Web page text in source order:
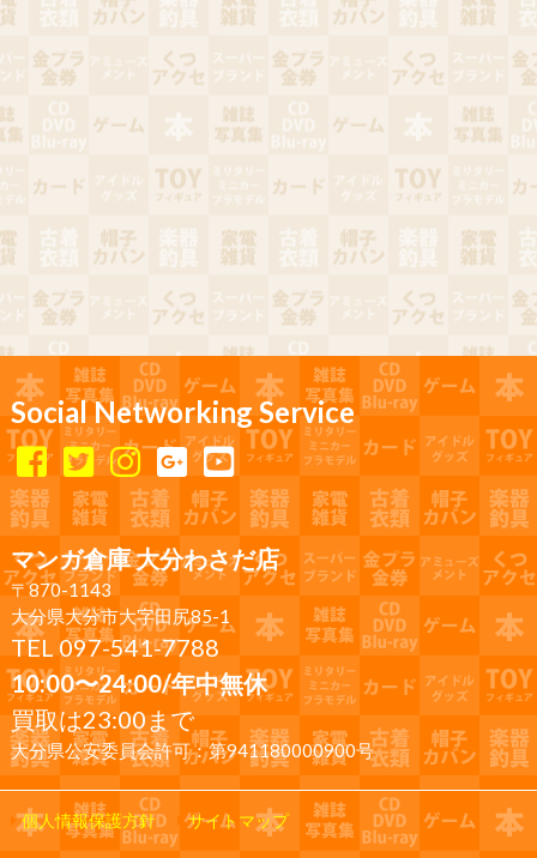
Social Networking Service
マンガ倉庫 大分わさだ店
〒870-1143
大分県大分市大字田尻85-1
TEL 097-541-7788
10:00〜24:00/年中無休
買取は23:00まで
大分県公安委員会許可：第941180000900号
個人情報保護方針 サイトマップ